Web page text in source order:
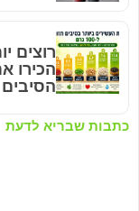
כתבות שבריא לדעת
רוצים
הכירו
הסיבים